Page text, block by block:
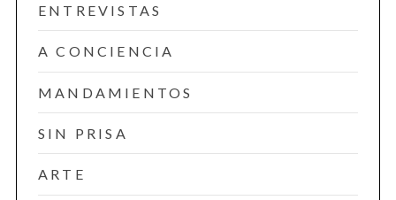
ENTREVISTAS
A CONCIENCIA
MANDAMIENTOS
SIN PRISA
ARTE